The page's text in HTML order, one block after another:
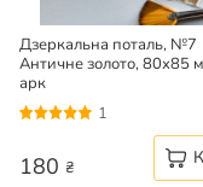
Дзеркальна поталь, №7
Античне золото, 80х85
арк
1
180 ₴